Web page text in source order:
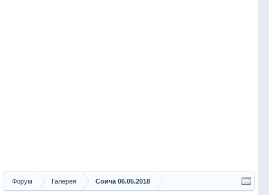
Форум Галерея Соича 06.05.2018